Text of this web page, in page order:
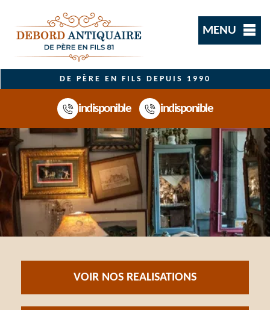
MENU
DE PÈRE EN FILS DEPUIS 1990
indisponible indisponible
VOIR NOS REALISATIONS